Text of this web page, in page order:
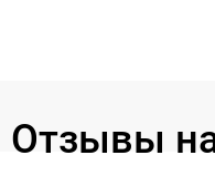
Отзывы